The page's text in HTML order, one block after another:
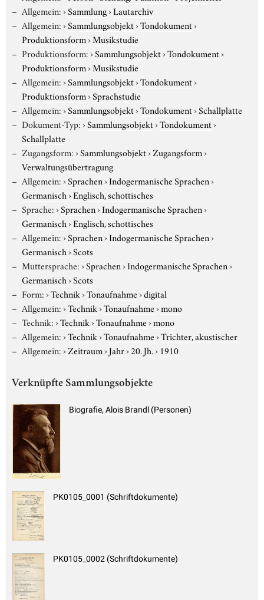
Allgemein:›Sammlung›Lautarchiv
Allgemein:›Sammlungsobjekt›Tondokument›
Produktionsform›Musikstudie
Produktionsform:›Sammlungsobjekt›Tondokument›
Produktionsform›Musikstudie
Allgemein:›Sammlungsobjekt›Tondokument›
Produktionsform›Sprachstudie
Allgemein:›Sammlungsobjekt›Tondokument›Schallplatte
Dokument-Typ:›Sammlungsobjekt›Tondokument›
Schallplatte
Zugangsform:›Sammlungsobjekt›Zugangsform›
Verwaltungsübertragung
Allgemein:›Sprachen›Indogermanische Sprachen›
Germanisch›Englisch, schottisches
Sprache:›Sprachen›Indogermanische Sprachen›
Germanisch›Englisch, schottisches
Allgemein:›Sprachen›Indogermanische Sprachen›
Germanisch›Scots
Muttersprache:›Sprachen›Indogermanische Sprachen›
Germanisch›Scots
Form:›Technik›Tonaufnahme›digital
Allgemein:›Technik›Tonaufnahme›mono
Technik:›Technik›Tonaufnahme›mono
Allgemein:›Technik›Tonaufnahme›Trichter, akustischer
Allgemein:›Zeitraum›Jahr›20. Jh.› 1910
Verknüpfte Sammlungsobjekte
Biografie, Alois Brandl (Personen)
PK0105_0001 (Schriftdokumente)
PK0105_0002 (Schriftdokumente)